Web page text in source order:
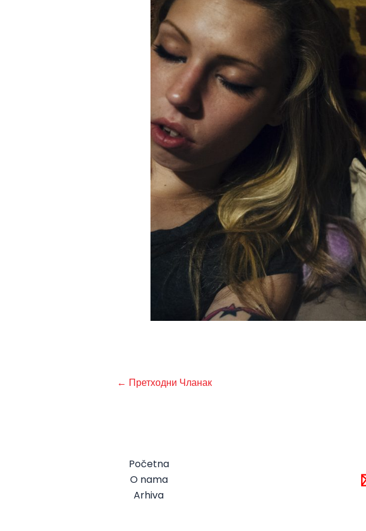
← Претходни Чланак
Početna
O nama
Arhiva